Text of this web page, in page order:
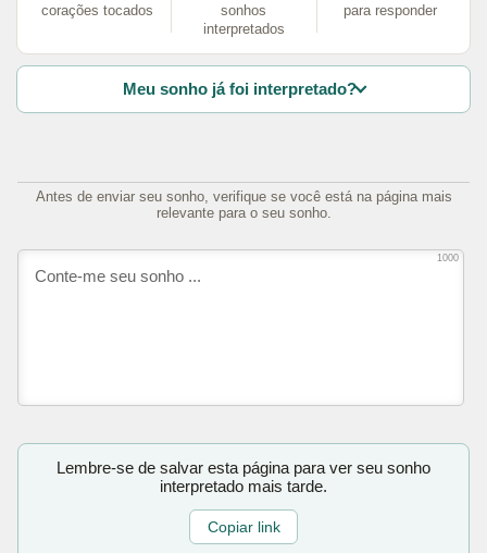
corações tocados
sonhos
interpretados
para responder
Meu sonho já foi interpretado?
Antes de enviar seu sonho, verifique se você está na página mais
relevante para o seu sonho.
1000
Lembre-se de salvar esta página para ver seu sonho
interpretado mais tarde.
Copiar link